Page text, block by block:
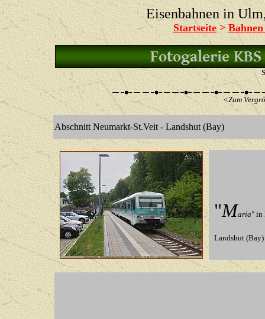
Eisenbahnen in
Startseite>
<Zum
Abschnitt Neumarkt-St.Veit - Landshut (Bay)
"Maria" in
Landshut